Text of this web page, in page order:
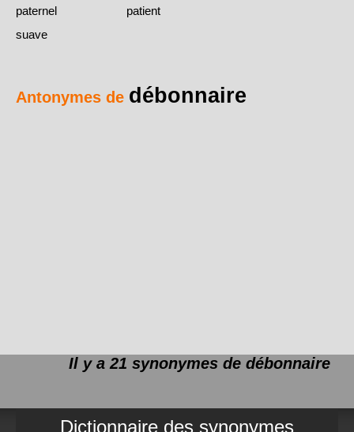
paternel
patient
suave
Antonymes de débonnaire
Il y a 21 synonymes de débonnaire
Dictionnaire des synonymes